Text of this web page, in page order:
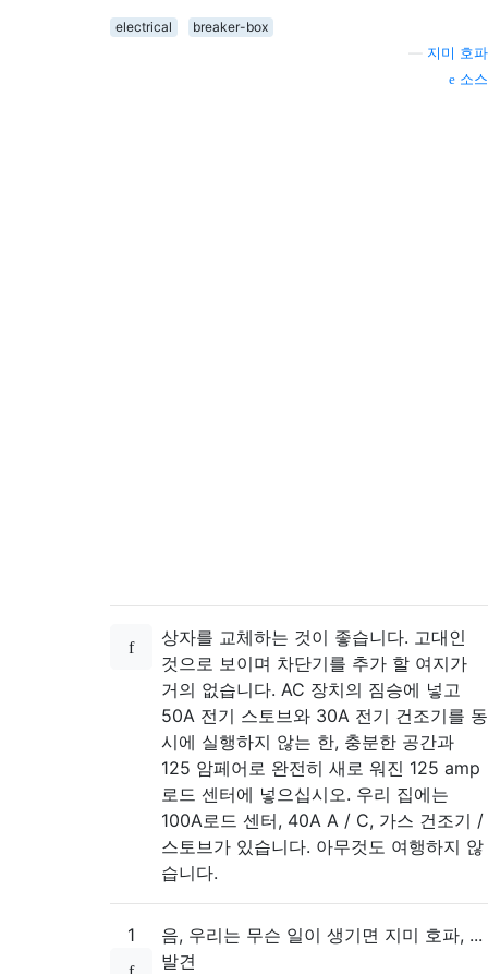
electrical
breaker-box
지미 호파
소스
상자를 교체하는 것이 좋습니다. 고대인
것으로 보이며 차단기를 추가 할 여지가
거의 없습니다. AC 장치의 짐승에 넣고
50A 전기 스토브와 30A 전기 건조기를 동
시에 실행하지 않는 한, 충분한 공간과
125 암페어로 완전히 새로 워진 125 amp
로드 센터에 넣으십시오. 우리 집에는
100A로드 센터, 40A A / C, 가스 건조기 /
스토브가 있습니다. 아무것도 여행하지 않
습니다.
1
음, 우리는 무슨 일이 생기면 지미 호파, ...
발견